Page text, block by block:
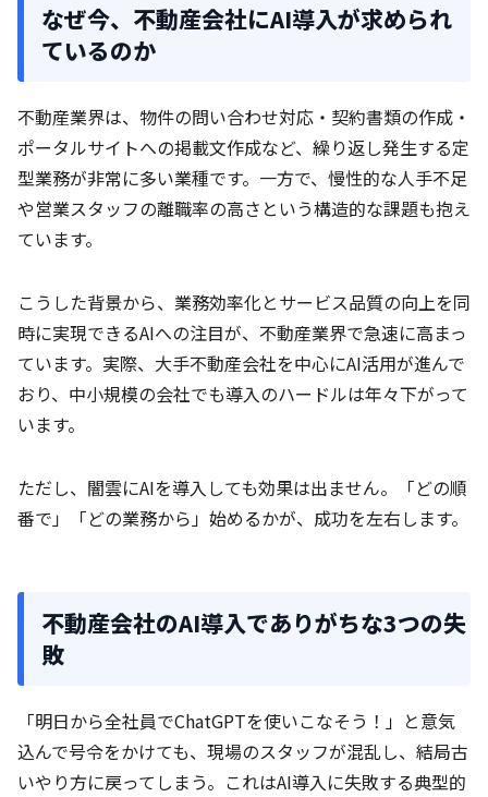
なぜ今、不動産会社にAI導入が求められ
ているのか
不動産業界は、物件の問い合わせ対応・契約書類の作成・
ポータルサイトへの掲載文作成など、繰り返し発生する定
型業務が非常に多い業種です。一方で、慢性的な人手不足
や営業スタッフの離職率の高さという構造的な課題も抱え
ています。
こうした背景から、業務効率化とサービス品質の向上を同
時に実現できるAIへの注目が、不動産業界で急速に高まっ
ています。実際、大手不動産会社を中心にAI活用が進んで
おり、中小規模の会社でも導入のハードルは年々下がって
います。
ただし、闇雲にAIを導入しても効果は出ません。「どの順
番で」「どの業務から」始めるかが、成功を左右します。
不動産会社のAI導入でありがちな3つの失
敗
「明日から全社員でChatGPTを使いこなそう！」と意気
込んで号令をかけても、現場のスタッフが混乱し、結局古
いやり方に戻ってしまう。これはAI導入に失敗する典型的